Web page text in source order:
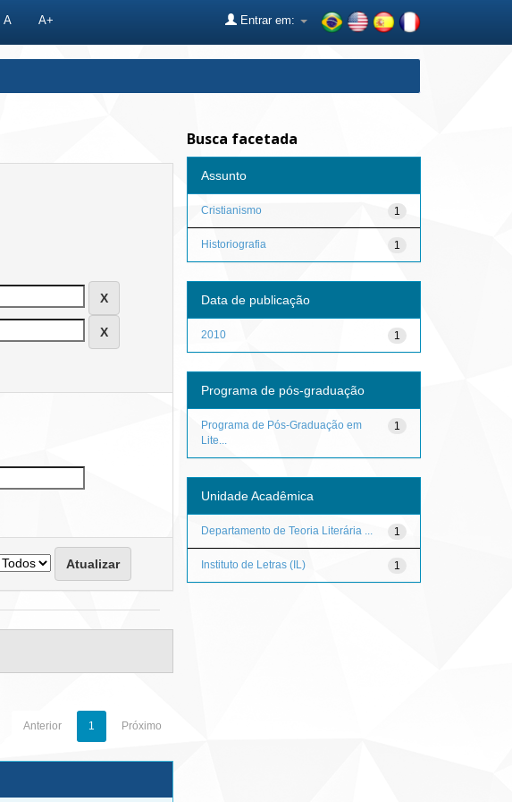
A A+ Entrar em:
Anterior 1 Próximo
Busca facetada
Assunto
1
Cristianismo
1
Historiografia
Data de publicação
1
2010
Programa de pós-graduação
1
Programa de Pós-Graduação em
Lite...
Unidade Acadêmica
1
Departamento de Teoria Literária ...
1
Instituto de Letras (IL)